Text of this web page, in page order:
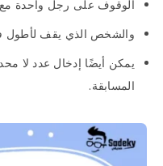
الوقوف على رجل واحدة مع
والشخص الذي يقف لأطول
يمكن أيضًا إدخال عدد لا
المسابقة.